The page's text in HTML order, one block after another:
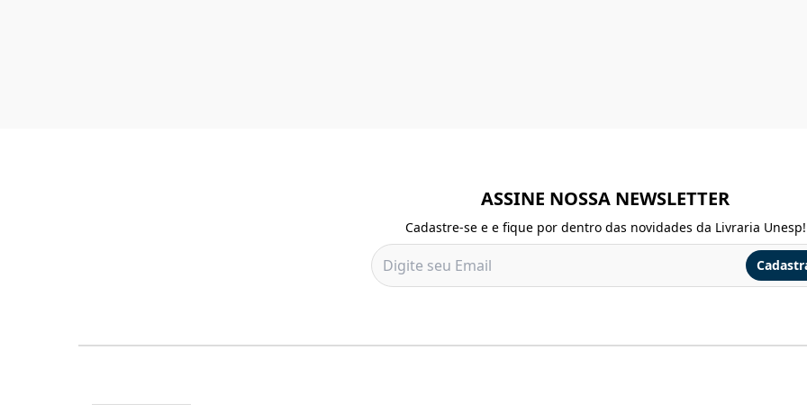
ASSINE NOSSA NEWSLETTER
Cadastre-se e e fique por dentro das novidades da Livraria Unesp!